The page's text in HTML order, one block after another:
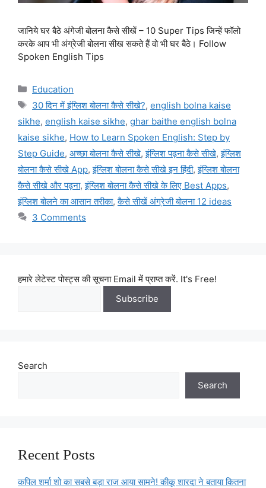
जानिये घर बैठे अंगेजी बोलना कैसे सीखें – 10 Super Tips जिन्हें फॉलो
करके आप भी अंग्रेजी बोलना सीख सकते हैं वो भी घर बैठे। Follow
Spoken English Tips
Categories
Education
Tags
30 दिन में इंग्लिश बोलना कैसे सीखे?, english bolna kaise
sikhe, english kaise sikhe, ghar baithe english bolna
kaise sikhe, How to Learn Spoken English: Step by
Step Guide, अच्छा बोलना कैसे सीखे,इंग्लिश पढ़ना कैसे सीखे,इंग्लिश
बोलना कैसे सीखे App,इंग्लिश बोलना कैसे सीखे इन हिंदी,इंग्लिश बोलना
कैसे सीखे और पढ़ना,इंग्लिश बोलना कैसे सीखे के लिए Best Apps,
इंग्लिश बोलने का आसान तरीका,कैसे सीखें अंग्रेजी बोलना 12 ideas
3 Comments
हमारे लेटेस्ट पोस्ट्स की सूचना Email में प्राप्त करें. It's Free!
Search
Search
Recent Posts
कपिल शर्मा शो का सबसे बड़ा राज आया सामने! कीकू शारदा ने बताया कितना